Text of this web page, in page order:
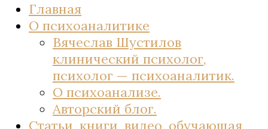
Главная
О психоаналитике
Вячеслав Шустилов
клинический психолог,
психолог — психоаналитик.
О психоанализе.
Авторский блог.